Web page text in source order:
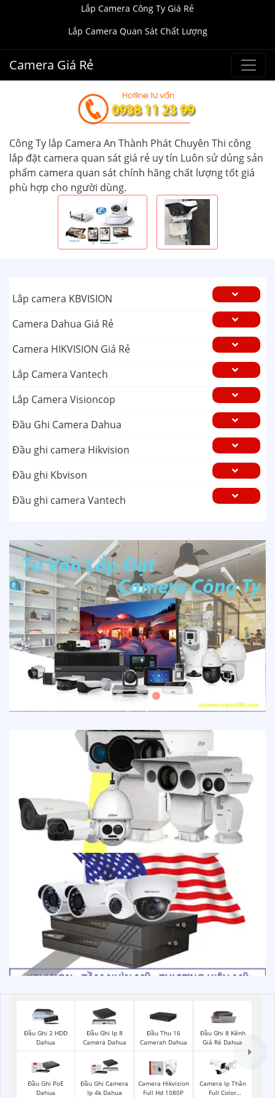
Lắp Camera Công Ty Giá Rẻ
Lắp Camera Quan Sát Chất Lượng
Camera Giá Rẻ
Công Ty lắp Camera An Thành Phát Chuyên Thi công
lắp đặt camera quan sát giá rẻ uy tín Luôn sử dủng sản
phẩm camera quan sát chính hãng chất lượng tốt giá
phù hợp cho người dùng.
Lắp camera KBVISION
Camera Dahua Giá Rẻ
Camera HIKVISION Giá Rẻ
Lắp Camera Vantech
Lắp Camera Visioncop
Đầu Ghi Camera Dahua
Đầu ghi camera Hikvision
Đầu ghi Kbvison
Đầu ghi camera Vantech
Đầu Ghi 2 HDD
Dahua
Đầu Ghi Ip 8
Camera Dahua
Đầu Thu 16
Camerah Dahua
Đầu Ghi 8 Kênh
Giá Rẻ Dahua
Đầu Ghi PoE
Dahua
Đầu Ghi Camera
Ip 4k Dahua
Camera Hikvision
Full Hd 1080P
Camera Ip Thân
Full Color